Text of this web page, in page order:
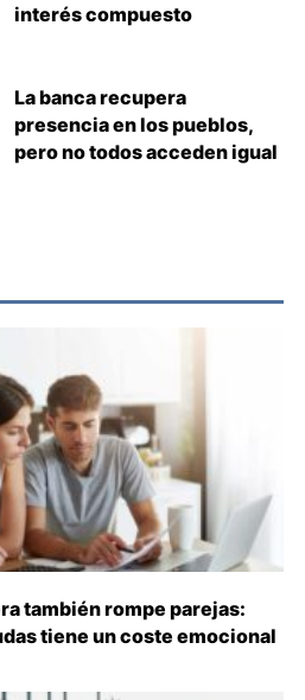
interés compuesto
La banca recupera
presencia en los pueblos,
pero no todos acceden igual
también rompe parejas:
tiene un coste emocional